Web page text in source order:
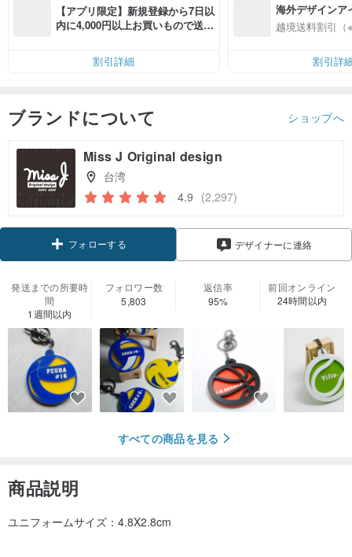
【アプリ限定】新規登録から7日以
内に4,000円以上お買いもので送料
割引詳細
海外デザインア
入
越境送料割引（
割引詳
ブランドについて ショップへ
Miss J Original design
台湾
4.9 (2,297)
フォローする デザイナーに連絡
発送までの所要時
間
1週間以内
フォロワー数
5,803
返信率
95%
前回オンライン
24時間以内
すべての商品を見る
商品説明
ユニフォームサイズ：4.8X2.8cm